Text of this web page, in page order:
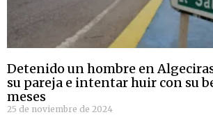
Detenido un hombre en
su pareja e intentar huir con su
meses
25 de noviembre de 2024